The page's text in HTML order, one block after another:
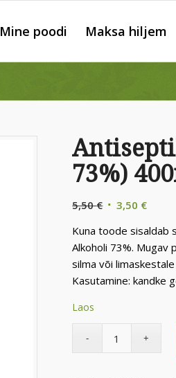
Mine poodi Maksa hiljem
73%)
5,50€ Algne
oli:
5,50 €.
3,50 €
on:
3,50
Kuna toode sisaldab
Alkoholi 73%. Mugav
silma või
Kasutamine: kandke
Laos